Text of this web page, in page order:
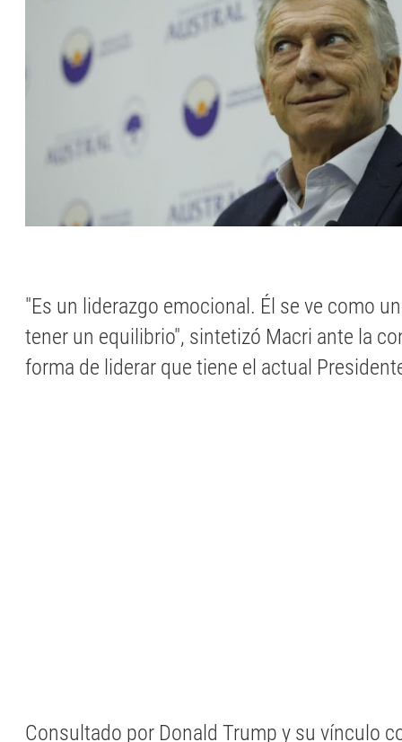
"Es un liderazgo emocional. Él se ve como
tener un equilibrio", sintetizó Macri ante la
forma de liderar que tiene el actual
Consultado por Donald Trump y su vínculo